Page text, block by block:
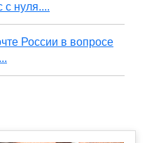
нуля....
России в вопросе